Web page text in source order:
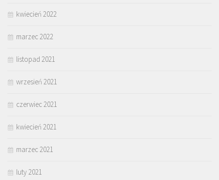
kwiecień 2022
marzec 2022
listopad 2021
wrzesień 2021
czerwiec 2021
kwiecień 2021
marzec 2021
luty 2021